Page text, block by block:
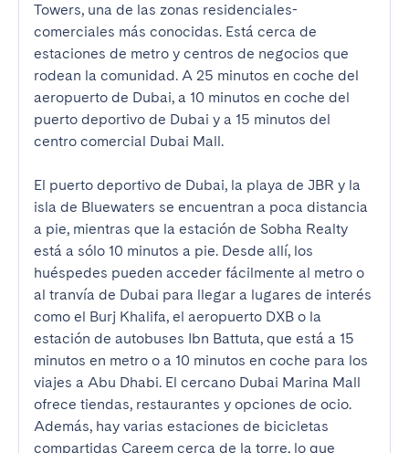
Towers, una de las zonas residenciales-
comerciales más conocidas. Está cerca de
estaciones de metro y centros de negocios que
rodean la comunidad. A 25 minutos en coche del
aeropuerto de Dubai, a 10 minutos en coche del
puerto deportivo de Dubai y a 15 minutos del
centro comercial Dubai Mall.
El puerto deportivo de Dubai, la playa de JBR y la
isla de Bluewaters se encuentran a poca distancia
a pie, mientras que la estación de Sobha Realty
está a sólo 10 minutos a pie. Desde allí, los
huéspedes pueden acceder fácilmente al metro o
al tranvía de Dubai para llegar a lugares de interés
como el Burj Khalifa, el aeropuerto DXB o la
estación de autobuses Ibn Battuta, que está a 15
minutos en metro o a 10 minutos en coche para los
viajes a Abu Dhabi. El cercano Dubai Marina Mall
ofrece tiendas, restaurantes y opciones de ocio.
Además, hay varias estaciones de bicicletas
compartidas Careem cerca de la torre, lo que